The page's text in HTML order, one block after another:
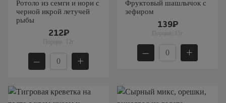
Ротоло из семги и нори с
черной икрой летучей
рыбы
212₽
Порция: 12г
– +
Фруктовый шашлычок с
зефиром
139₽
Порция: 15г
– +